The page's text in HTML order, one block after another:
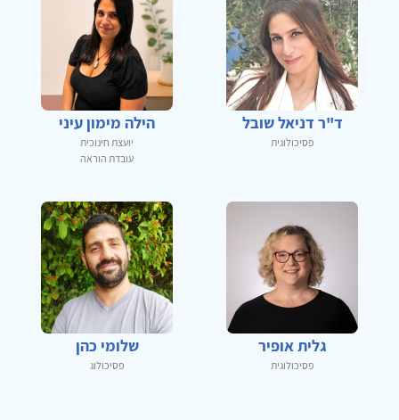
ד"ר דניאל שובל
פסיכולוגית
הילה מימון עיני
יועצת חינוכית
עובדת הוראה
גלית אופיר
פסיכולוגית
שלומי כהן
פסיכולוג